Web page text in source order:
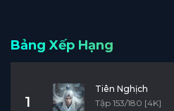
Bảng Xếp Hạng
1
Tiên Nghịch
Tập 153/180 [4K]